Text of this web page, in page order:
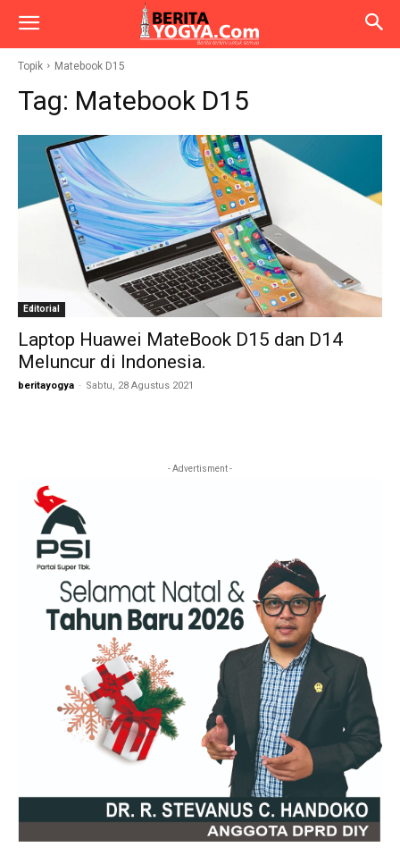
Topik Matebook D15
Tag: Matebook D15
Editorial
Laptop Huawei MateBook D15 dan D14
Meluncur di Indonesia.
beritayogya - Sabtu, 28 Agustus 2021
- Advertisment -